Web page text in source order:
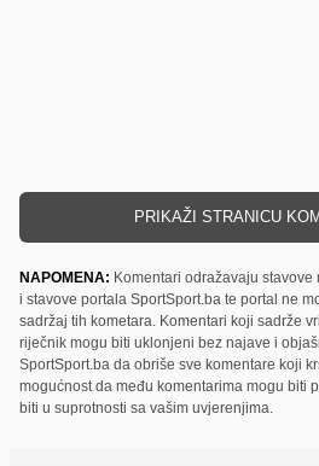
PRIKAŽI STRANICU
NAPOMENA: Komentari odražavaju
i stavove portala SportSport.ba te portal ne
sadržaj tih kometara. Komentari koji sadrže
riječnik mogu biti uklonjeni bez najave i
SportSport.ba da obriše sve komentare koji
mogućnost da među komentarima mogu biti
biti u suprotnosti sa vašim uvjerenjima.